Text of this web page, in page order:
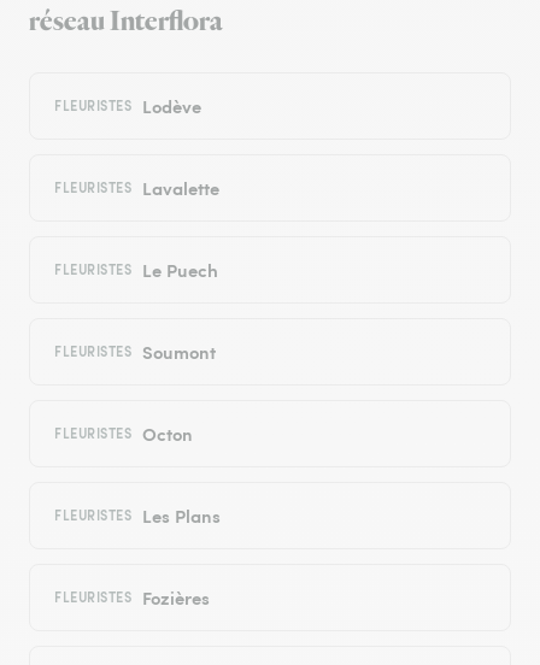
réseau Interflora
FLEURISTES Lodève
FLEURISTES Lavalette
FLEURISTES Le Puech
FLEURISTES Soumont
FLEURISTES Octon
FLEURISTES Les Plans
FLEURISTES Fozières